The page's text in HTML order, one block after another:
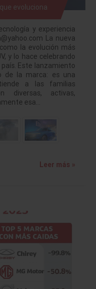
evoluciona
y experiencia
La nueva
la evolución más
y lo hace celebrando
Este lanzamiento
de la marca: es una
a las familias
diversas, activas,
esa…
Leer más »